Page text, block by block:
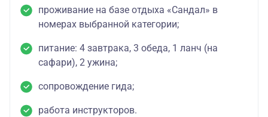
проживание на базе отдыха «Сандал» в
номерах выбранной категории;
питание: 4 завтрака, 3 обеда, 1 ланч (на
сафари), 2 ужина;
сопровождение гида;
работа инструкторов.